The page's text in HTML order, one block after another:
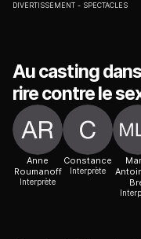
DIVERTISSEMENT SPECTACLES
Au casting
rire contre le
Anne
Roumanoff
Interprète
Constance
Interprète